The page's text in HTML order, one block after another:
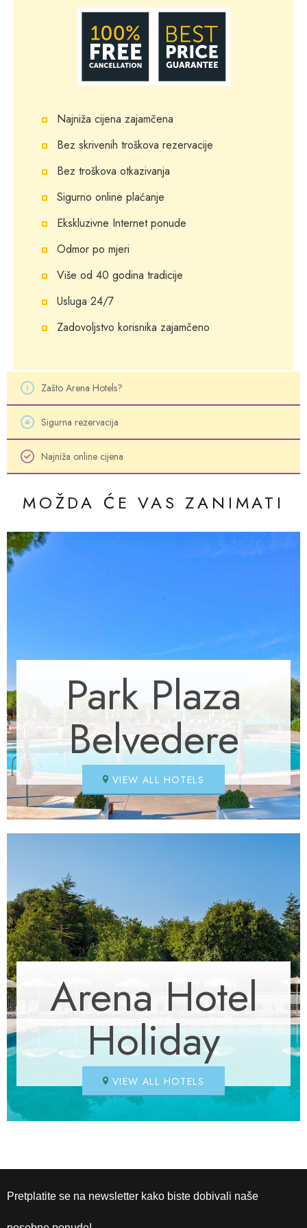
Najniža cijena zajamčena
Bez skrivenih troškova rezervacije
Bez troškova otkazivanja
Sigurno online plaćanje
Ekskluzivne Internet ponude
Odmor po mjeri
Više od 40 godina tradicije
Usluga 24/7
Zadovoljstvo korisnika zajamčeno
Zašto Arena Hotels?
Sigurna rezervacija
Najniža online cijena
MOŽDA ĆE VAS ZANIMATI
Park Plaza
Belvedere
VIEW ALL HOTELS
Arena Hotel
Holiday
VIEW ALL HOTELS
Pretplatite se na newsletter kako biste dobivali naše